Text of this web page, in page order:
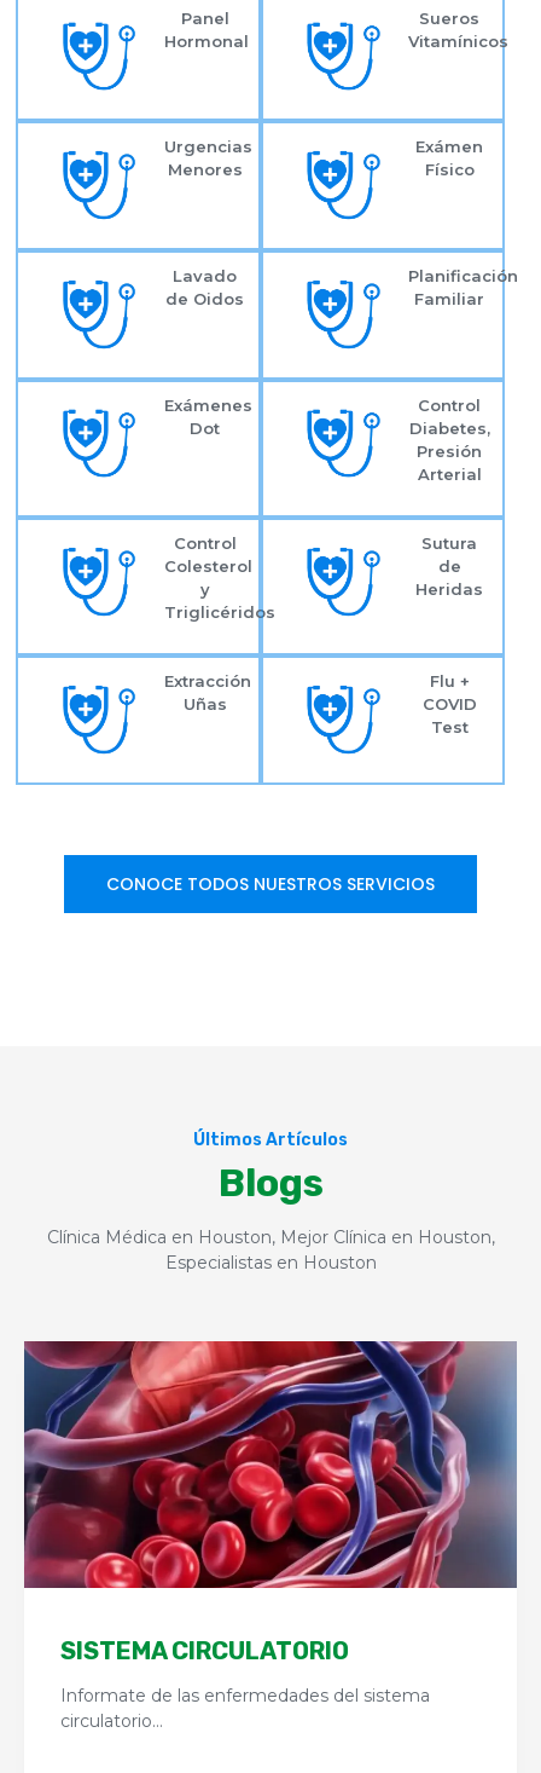
Panel
Hormonal
Sueros
Vitamínicos
Urgencias
Menores
Exámen
Físico
Lavado
de Oidos
Planificación
Familiar
Exámenes
Dot
Control
Diabetes,
Presión
Arterial
Control
Colesterol
y
Triglicéridos
Sutura
de
Heridas
Extracción
Uñas
Flu +
COVID
Test
CONOCE TODOS NUESTROS SERVICIOS
Últimos Artículos
Blogs
Clínica Médica en Houston, Mejor Clínica en Houston,
Especialistas en Houston
SISTEMA CIRCULATORIO
Informate de las enfermedades del sistema
circulatorio…